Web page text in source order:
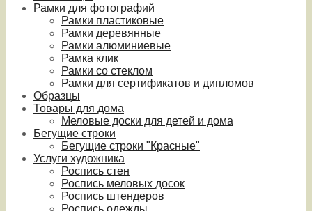
Рамки для фотографий
Рамки пластиковые
Рамки деревянные
Рамки алюминиевые
Рамка клик
Рамки со стеклом
Рамки для сертификатов и дипломов
Образцы
Товары для дома
Меловые доски для детей и дома
Бегущие строки
Бегущие строки "Красные"
Услуги художника
Роспись стен
Роспись меловых досок
Роспись штендеров
Роспись одежды